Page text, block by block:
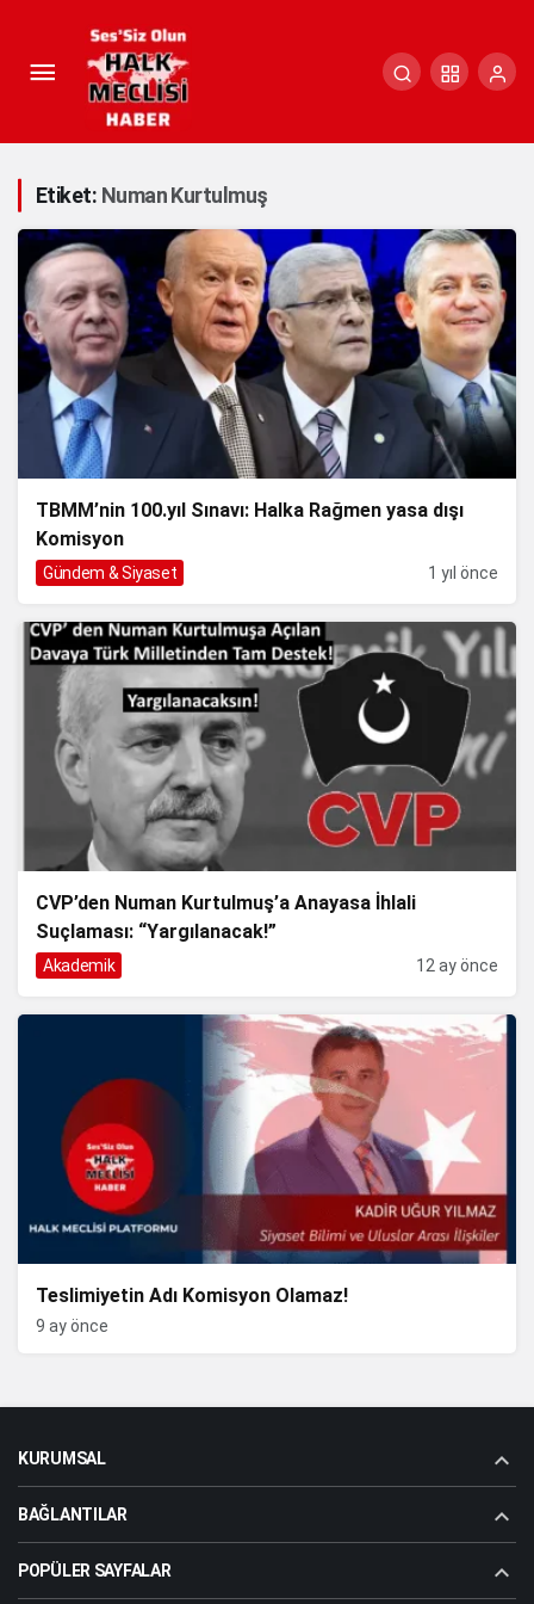
Etiket: Numan Kurtulmuş
TBMM’nin 100.yıl Sınavı: Halka Rağmen yasa dışı
Komisyon
Gündem & Siyaset 1 yıl önce
CVP’den Numan Kurtulmuş’a Anayasa İhlali
Suçlaması: “Yargılanacak!”
Akademik 12 ay önce
Teslimiyetin Adı Komisyon Olamaz!
9 ay önce
KURUMSAL
BAĞLANTILAR
POPÜLER SAYFALAR